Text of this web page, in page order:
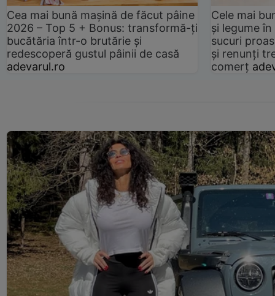
Cea mai bună mașină de făcut pâine
2026 – Top 5 + Bonus: transformă-ți
bucătăria într-o brutărie și
redescoperă gustul pâinii de casă
adevarul.ro
Cele mai
și legume
sucuri
și renunți
comerț